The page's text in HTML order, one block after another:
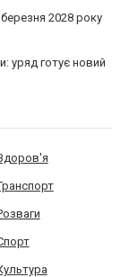
2028 року
уряд готує новий